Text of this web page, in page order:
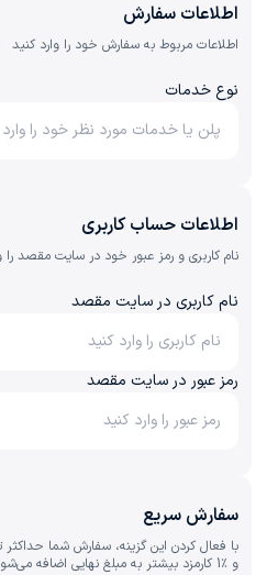
اطلاعات سفارش
اطلاعات مربوط به سفارش خود را وارد کنید
نوع خدمات
اطلاعات حساب کاربری
نام کاربری و رمز عبور خود در سایت مقصد را
نام کاربری در سایت مقصد
رمز عبور در سایت مقصد
سفارش سریع
و ٪1 کارمزد بیشتر به مبلغ نهایی اضافه می‌شود.